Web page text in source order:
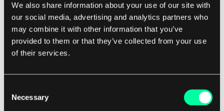
We also share information about your use of our site with
our social media, advertising and analytics partners who
may combine it with other information that you’ve
provided to them or that they’ve collected from your use
of their services.
Selection
Necessary
1. Systemy zarządzania transportem (TMS):
Rozwiązania TMS pomagają firmom
optymalizować trasy transportowe, obniżać
koszty i poprawiać czasy dostaw, automatyzując
Rozwiązania WMS pomagają firmom zarządzać
zapasami, śledzić towary i usprawniać operacje